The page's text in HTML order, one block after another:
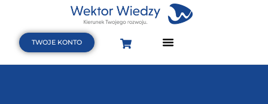
TWOJE KONTO